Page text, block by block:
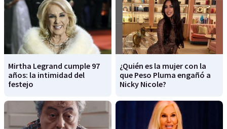
Mirtha Legrand cumple 97
años: la intimidad del
festejo
¿Quién es la mujer con la
que Peso Pluma engañó a
Nicky Nicole?